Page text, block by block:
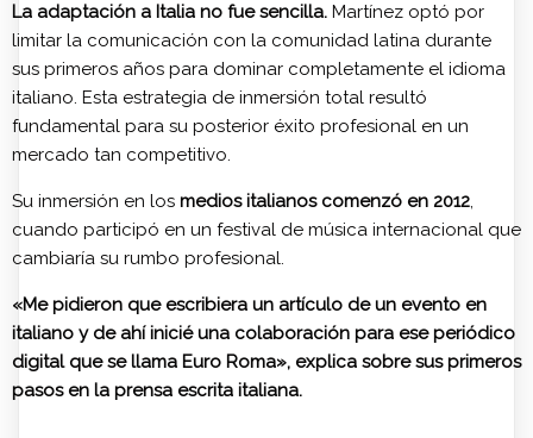
La adaptación a Italia no fue sencilla. Martínez optó por
limitar la comunicación con la comunidad latina durante
sus primeros años para dominar completamente el idioma
italiano. Esta estrategia de inmersión total resultó
fundamental para su posterior éxito profesional en un
mercado tan competitivo.
Su inmersión en los medios italianos comenzó en 2012,
cuando participó en un festival de música internacional que
cambiaría su rumbo profesional.
«Me pidieron que escribiera un artículo de un evento en
italiano y de ahí inicié una colaboración para ese periódico
digital que se llama Euro Roma», explica sobre sus primeros
pasos en la prensa escrita italiana.